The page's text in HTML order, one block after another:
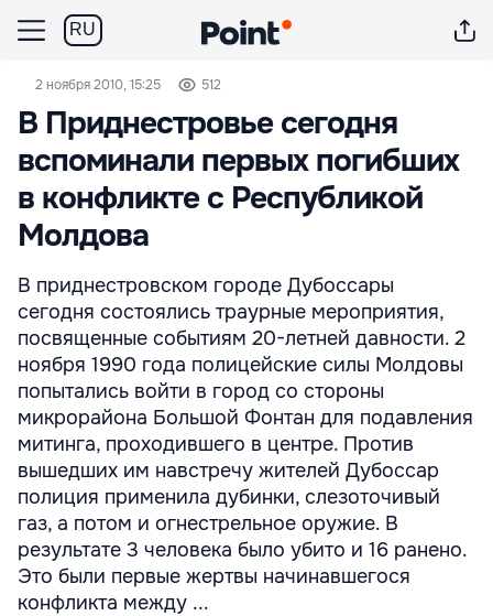
RU
2 ноября 2010, 15:25 512
В Приднестровье сегодня
вспоминали первых погибших
в конфликте с Республикой
Молдова
В приднестровском городе Дубоссары
сегодня состоялись траурные мероприятия,
посвященные событиям 20-летней давности. 2
ноября 1990 года полицейские силы Молдовы
попытались войти в город со стороны
микрорайона Большой Фонтан для подавления
митинга, проходившего в центре. Против
вышедших им навстречу жителей Дубоссар
полиция применила дубинки, слезоточивый
газ, а потом и огнестрельное оружие. В
результате 3 человека было убито и 16 ранено.
Это были первые жертвы начинавшегося
конфликта между ...